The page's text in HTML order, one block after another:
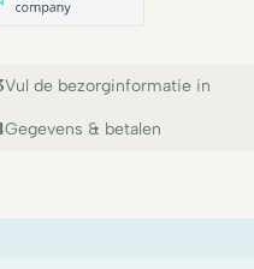
Vul de bezorginformatie in
Gegevens & betalen